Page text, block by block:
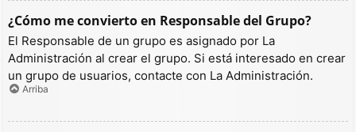
¿Cómo me convierto en Responsable del Grupo?
El Responsable de un grupo es asignado por La
Administración al crear el grupo. Si está interesado en crear
un grupo de usuarios, contacte con La Administración.
Arriba